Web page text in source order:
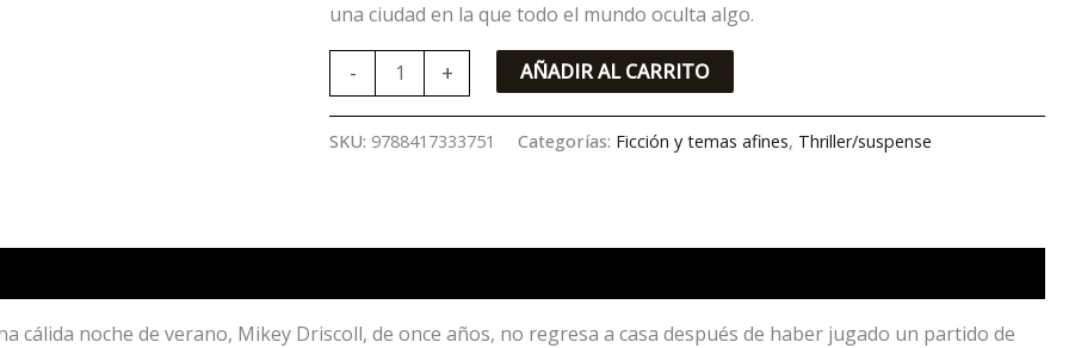
una ciudad en la que todo el mundo oculta algo.
- + AÑADIR AL CARRITO
SKU: 9788417333751 Categorías: Ficción y temas afines, Thriller/suspense
cálida noche de verano, Mikey Driscoll, de once años, no regresa a casa después de haber jugado un partido de